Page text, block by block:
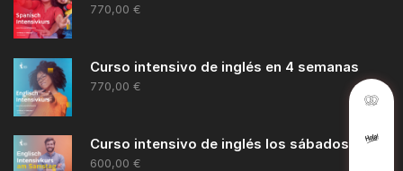
770,00 €
Curso intensivo de inglés en 4 semanas
770,00 €
Curso intensivo de inglés los sábados
600,00 €